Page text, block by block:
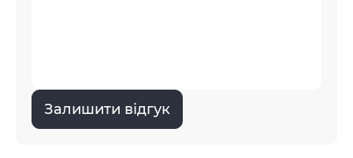
Залишити відгук